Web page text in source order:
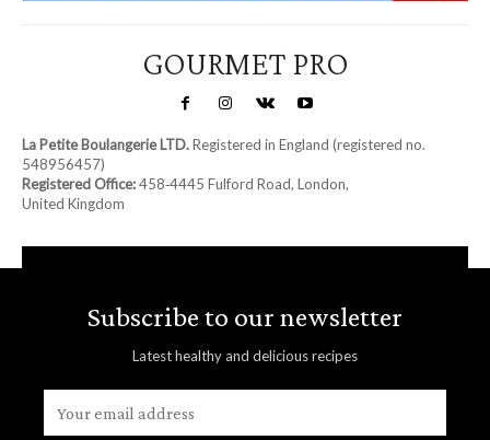
GOURMET PRO
La Petite Boulangerie LTD.Registered in England (registered no.
548956457)
Registered Office:458‑4445 Fulford Road, London,
United Kingdom
Subscribe to our newsletter
Latest healthy and delicious recipes